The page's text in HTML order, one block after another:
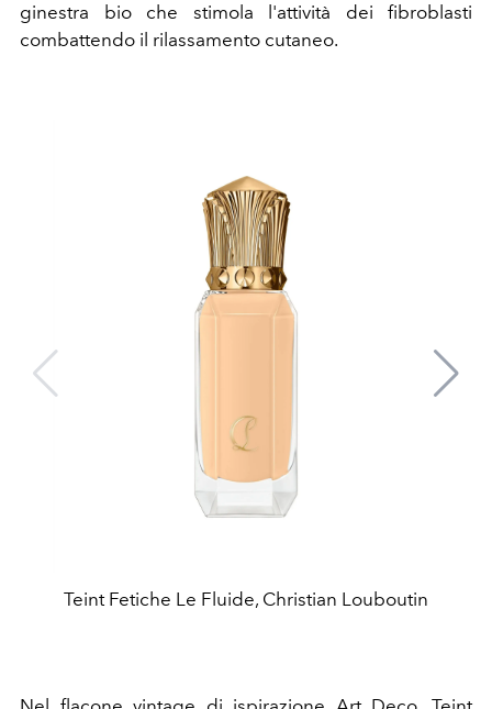
ginestra bio che stimola l'attività dei fibroblasti
combattendo il rilassamento cutaneo.
Teint Fetiche Le Fluide, Christian Louboutin